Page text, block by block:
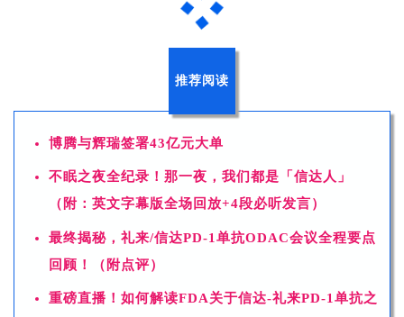
推荐阅读
博腾与辉瑞签署43亿元大单
不眠之夜全纪录！那一夜，我们都是「信达人」
（附：英文字幕版全场回放+4段必听发言）
最终揭秘，礼来/信达PD-1单抗ODAC会议全程要点
回顾！（附点评）
重磅直播！如何解读FDA关于信达-礼来PD-1单抗之